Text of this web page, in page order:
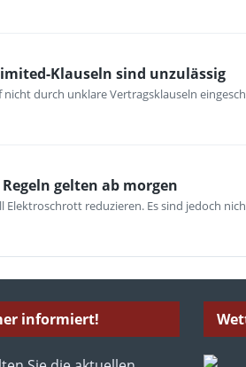
Klauseln sind unzulässig
durch unklare Vertragsklauseln
gelten ab morgen
reduzieren. Es sind jedoch
informiert!